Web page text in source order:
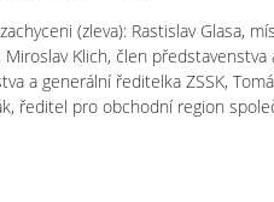
(zleva): Rastislav Glasa,
Klich, člen představenstva
a generální ředitelka ZSSK,
ředitel pro obchodní region